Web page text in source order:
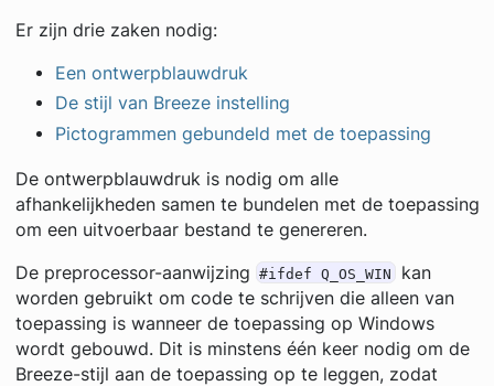
Er zijn drie zaken nodig:
Een ontwerpblauwdruk
De stijl van Breeze instelling
Pictogrammen gebundeld met de toepassing
De ontwerpblauwdruk is nodig om alle
afhankelijkheden samen te bundelen met de toepassing
om een uitvoerbaar bestand te genereren.
De preprocessor-aanwijzing #ifdef Q_OS_WIN
kan
worden gebruikt om code te schrijven die alleen van
toepassing is wanneer de toepassing op Windows
wordt gebouwd. Dit is minstens één keer nodig om de
Breeze-stijl aan de toepassing op te leggen, zodat